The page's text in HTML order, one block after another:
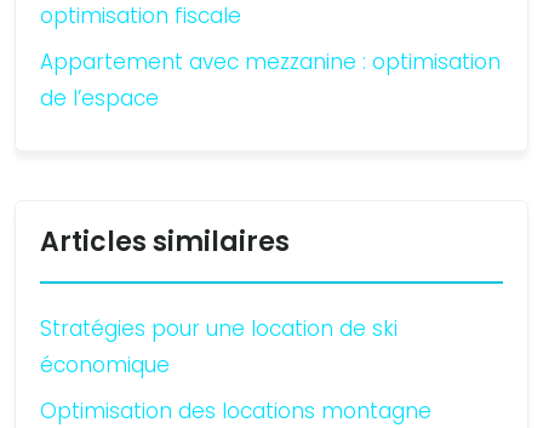
optimisation fiscale
Appartement avec mezzanine : optimisation
de l’espace
Articles similaires
Stratégies pour une location de ski
économique
Optimisation des locations montagne